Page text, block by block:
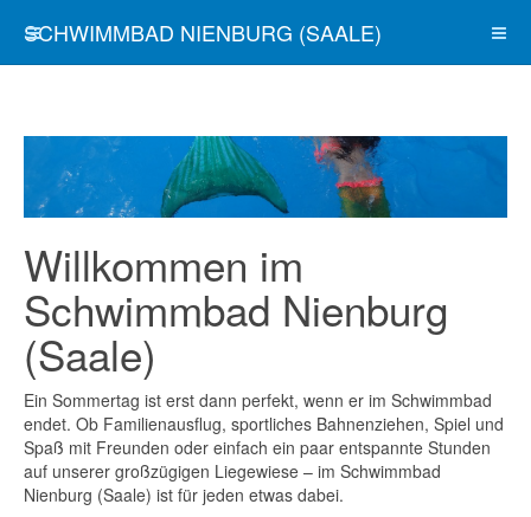
SCHWIMMBAD NIENBURG (SAALE)
Willkommen im
Schwimmbad Nienburg
(Saale)
Ein Sommertag ist erst dann perfekt, wenn er im Schwimmbad
endet. Ob Familienausflug, sportliches Bahnenziehen, Spiel und
Spaß mit Freunden oder einfach ein paar entspannte Stunden
auf unserer großzügigen Liegewiese – im Schwimmbad
Nienburg (Saale) ist für jeden etwas dabei.